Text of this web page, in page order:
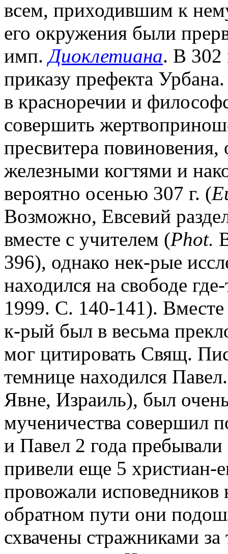
всем, приходившим к
его окружения были
имп.Диоклетиана. В 302
приказу префекта
в красноречии и
совершить
пресвитера повиновения,
железными когтями и
вероятно осенью 307 г. (
Возможно, Евсевий
вместе с учителем (Phot.
396), однако нек-рые
находился на свободе
1999. С. 140-141). Вместе
к-рый был в весьма
мог цитировать Свящ.
темнице находился
Явне, Израиль), был
мученичества совершил
и Павел 2 года
привели еще 5 христиан-
провожали
обратном пути они
схвачены стражниками за